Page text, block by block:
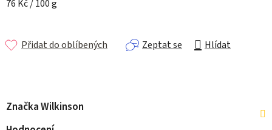
Měrná cena:
76 Kč / 100 g
Zeptat se Hlídat
Přidat do oblíbených
ZnačkaWilkinson